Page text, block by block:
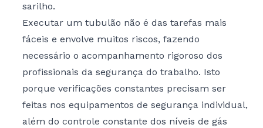
sarilho.
Executar um tubulão não é das tarefas mais
fáceis e envolve muitos riscos, fazendo
necessário o acompanhamento rigoroso dos
profissionais da segurança do trabalho. Isto
porque verificações constantes precisam ser
feitas nos equipamentos de segurança individual,
além do controle constante dos níveis de gás